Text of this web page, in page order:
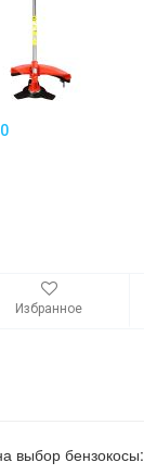
Избранное
выбор бензокосы: